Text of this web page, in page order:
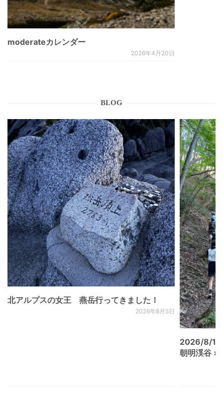
moderateカレンダー
2026年4月20日
BLOG
北アルプスの女王 燕岳行ってきました！
2026年8月5日
2026/8/
朝明渓谷 ×